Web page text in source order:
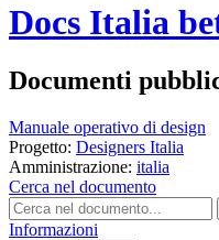
Docs Italia
Documenti
Manuale operativo di design
Progetto: Designers Italia
Amministrazione: italia
Cerca nel documento
Informazioni